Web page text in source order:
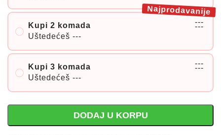
Kupi 2 komada
Uštedećeš ---
---
---
Najprodavanije
Kupi 3 komada
Uštedećeš ---
---
---
DODAJ U KORPU